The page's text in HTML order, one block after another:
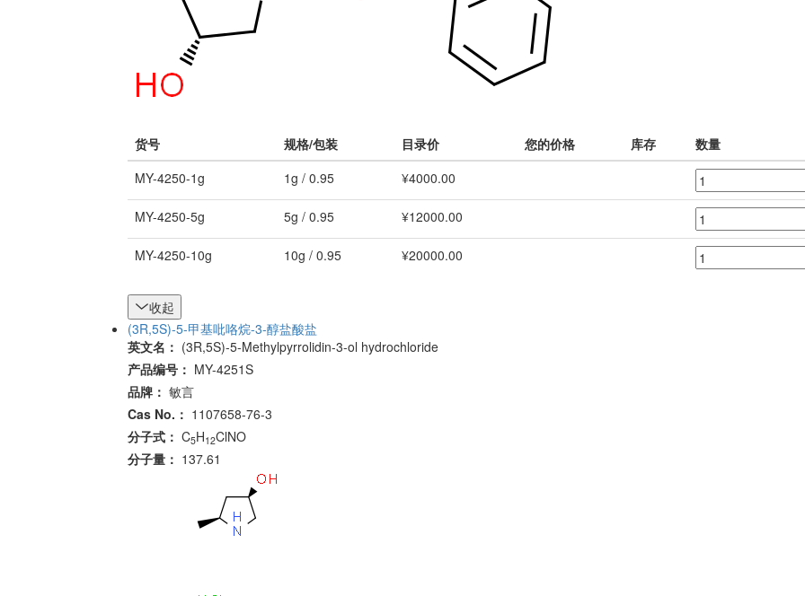
货号 规格/包装 目录价 您的价格 库存
数量
MY-4250-1g
1g / 0.95 ¥4000.00
MY-4250-5g 5g / 0.95 ¥12000.00
MY-4250-10g 10g / 0.95 ¥20000.00
收起
(3R,5S)-5-甲基吡咯烷-3-醇盐酸盐
英文名： (3R,5S)-5-Methylpyrrolidin-3-ol hydrochloride
产品编号： MY-4251S
品牌： 敏言
Cas No.： 1107658-76-3
分子式： C5H12ClNO
分子量： 137.61